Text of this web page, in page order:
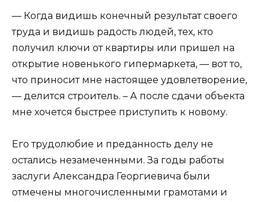
— Когда видишь конечный результат своего
труда и видишь радость людей, тех, кто
получил ключи от квартиры или пришел на
открытие новенького гипермаркета, — вот то,
что приносит мне настоящее удовлетворение,
— делится строитель. – А после сдачи объекта
мне хочется быстрее приступить к новому.
Его трудолюбие и преданность делу не
остались незамеченными. За годы работы
заслуги Александра Георгиевича были
отмечены многочисленными грамотами и